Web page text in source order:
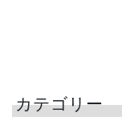
カテゴリー